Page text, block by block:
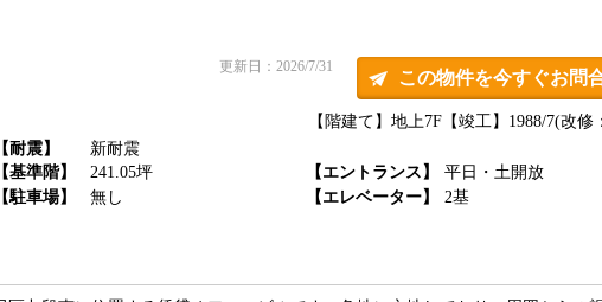
更新日：2026/7/31
この物件を今すぐお問
【竣工】1988/7(改修
【階建て】地上7F
【耐震】
新耐震
【基準階】
241.05坪 【エントランス】
平日・土開放
【駐車場】
無し 【エレベーター】 2基